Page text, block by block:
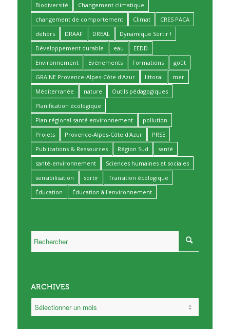
Biodiversité
Changement climatique
changement de comportement
Climat
CRES PACA
dehors
DRAAF DREAL
Dynamique Sortir !
Développement durable
eau
EEDD
Environnement
Evènements Formations
goût
GRAINE Provence-Alpes-Côte d'Azur
littoral
mer
Méditerranée
nature
Outils pédagogiques
Planification écologique
Plan régional santé environnement
pollution
Projets
Provence-Alpes-Côte d'Azur
PRSE
Publications & Ressources
Région Sud
santé
santé-environnement
Sciences humaines et sociales
sensibilisation
sortir
Transition écologique
Éducation
Éducation à l'environnement
ARCHIVES